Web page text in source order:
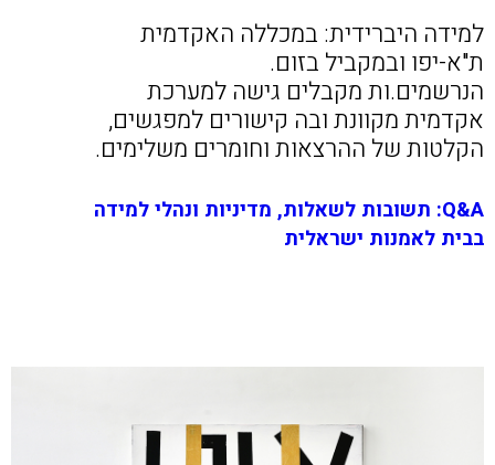
למידה היברידית: במכללה האקדמית
ת"א-יפו ובמקביל בזום.
הנרשמים.ות מקבלים גישה למערכת
אקדמית מקוונת ובה קישורים למפגשים,
הקלטות של ההרצאות וחומרים משלימים.
Q&A: תשובות לשאלות, מדיניות ונהלי למידה
בבית לאמנות ישראלית